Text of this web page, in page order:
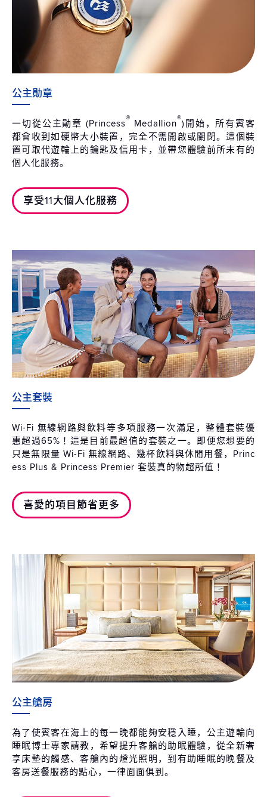
公主勛章
一切從公主勛章 (Princess® Medallion®)開始，所有賓客
都會收到如硬幣大小裝置，完全不需開啟或關閉。這個裝
置可取代遊輪上的鑰匙及信用卡，並帶您體驗前所未有的
個人化服務。
享受11大個人化服務
公主套裝
Wi-Fi 無線網路與飲料等多項服務一次滿足，整體套裝優
惠超過65%！這是目前最超值的套裝之一。即便您想要的
只是無限量 Wi-Fi 無線網路、幾杯飲料與休閒用餐，Princ
ess Plus & Princess Premier 套裝真的物超所值！
喜愛的項目節省更多
公主艙房
為了使賓客在海上的每一晚都能夠安穩入睡，公主遊輪向
睡眠博士專家請教，希望提升客艙的助眠體驗，從全新奢
享床墊的觸感、客艙內的燈光照明，到有助睡眠的晚餐及
客房送餐服務的點心，一律面面俱到。